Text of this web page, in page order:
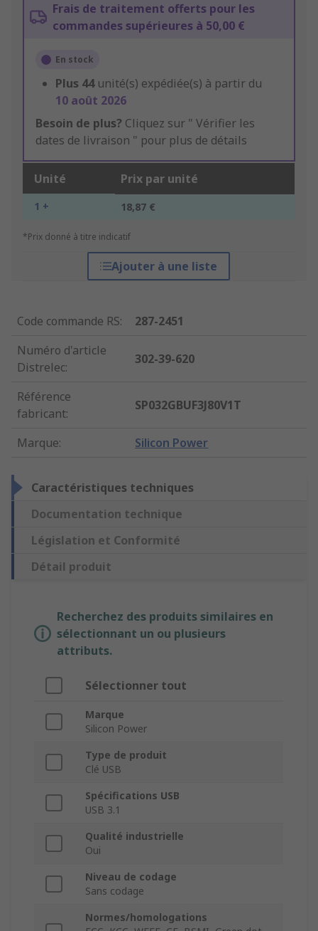
Frais de traitement offerts pour les
commandes supérieures à 50,00 €
En stock
Plus 44 unité(s) expédiée(s) à partir du
10 août 2026
Besoin de plus? Cliquez sur " Vérifier les
dates de livraison " pour plus de détails
Unité Prix par unité
1 + 18,87 €
*Prix donné à titre indicatif
Ajouter à une liste
Code commande RS:
287-2451
Numéro d'article
Distrelec:
302-39-620
Référence
fabricant:
SP032GBUF3J80V1T
Marque: Silicon Power
Caractéristiques techniques
Documentation technique
Législation et Conformité
Détail produit
Recherchez des produits similaires en
sélectionnant un ou plusieurs
attributs.
Sélectionner tout
Marque
Silicon Power
Type de produit
Clé USB
Spécifications USB
USB 3.1
Qualité industrielle
Oui
Niveau de codage
Sans codage
Normes/homologations